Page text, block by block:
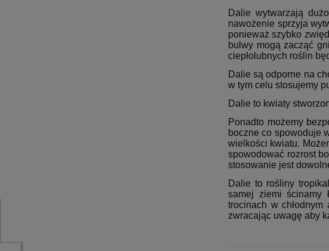
Dalie wytwarzają
nawożenie sprzyja
ponieważ szybko
bulwy mogą zacząć
ciepłolubnych roślin
Dalie są odporne na
w tym celu stosujemy
Dalie to kwiaty
Ponadto możemy
boczne co spowoduje
wielkości kwiatu.
spowodować rozrost
stosowanie jest
Dalie to rośliny
samej ziemi ścinamy
trocinach w
zwracając uwagę aby